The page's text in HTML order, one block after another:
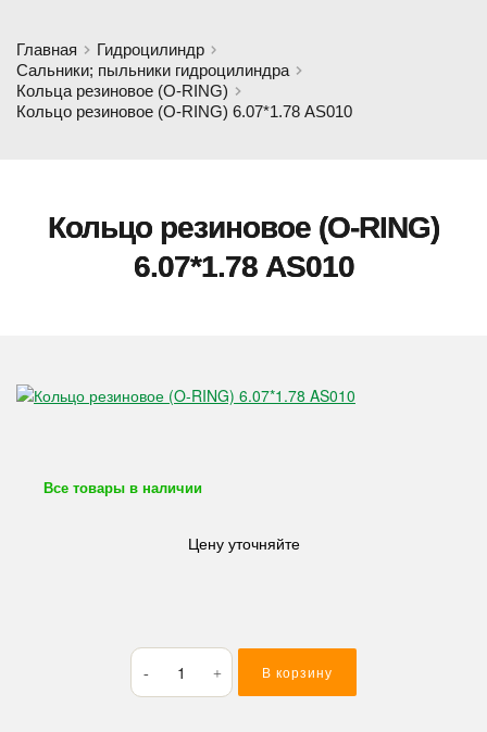
Главная
Гидроцилиндр
Сальники; пыльники гидроцилиндра
Кольца резиновое (O-RING)
Кольцо резиновое (O-RING) 6.07*1.78 AS010
Кольцо резиновое (O-RING)
6.07*1.78 AS010
Все товары в наличии
Цену уточняйте
Количество
товара
Кольцо
В корзину